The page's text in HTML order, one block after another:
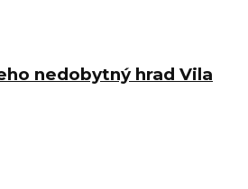
nedobytný hrad Vila